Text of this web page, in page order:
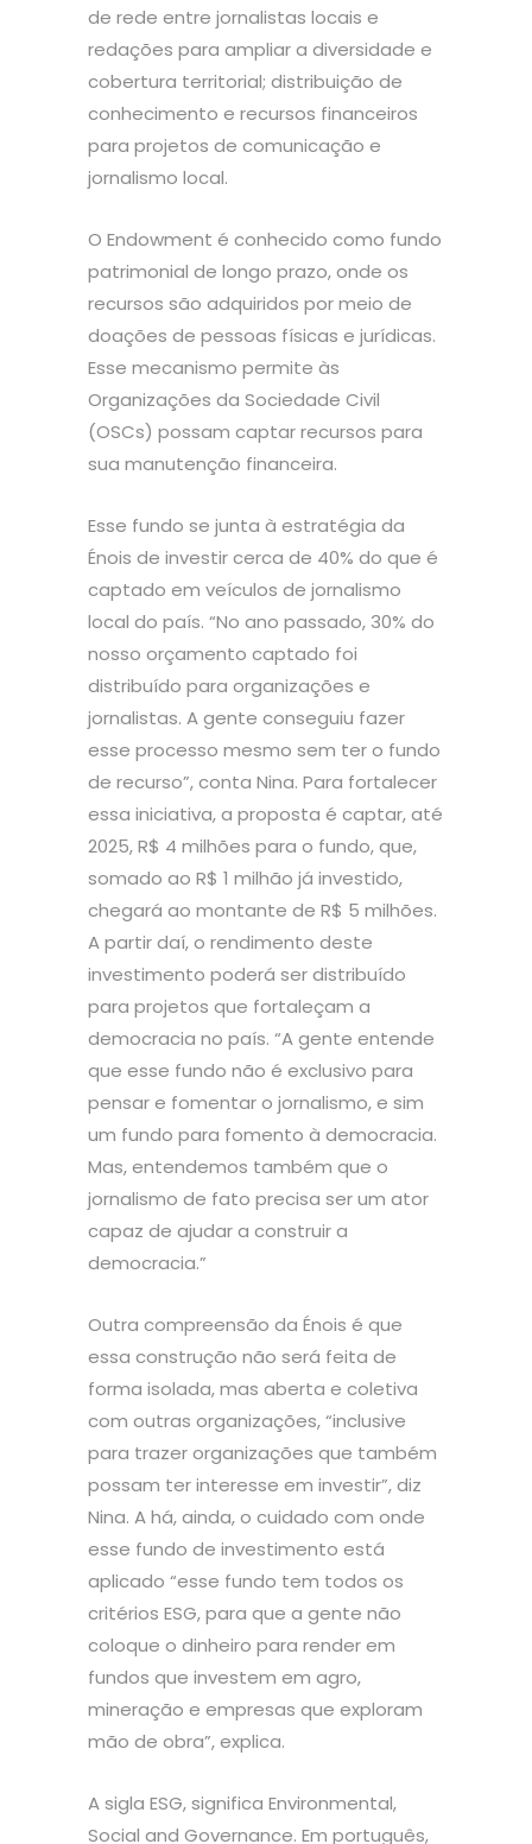
de rede entre jornalistas locais e
redações para ampliar a diversidade e
cobertura territorial; distribuição de
conhecimento e recursos financeiros
para projetos de comunicação e
jornalismo local.
O Endowment é conhecido como fundo
patrimonial de longo prazo, onde os
recursos são adquiridos por meio de
doações de pessoas físicas e jurídicas.
Esse mecanismo permite às
Organizações da Sociedade Civil
(OSCs) possam captar recursos para
sua manutenção financeira.
Esse fundo se junta à estratégia da
Énois de investir cerca de 40% do que é
captado em veículos de jornalismo
local do país. “No ano passado, 30% do
nosso orçamento captado foi
distribuído para organizações e
jornalistas. A gente conseguiu fazer
esse processo mesmo sem ter o fundo
de recurso”, conta Nina. Para fortalecer
essa iniciativa, a proposta é captar, até
2025, R$ 4 milhões para o fundo, que,
somado ao R$ 1 milhão já investido,
chegará ao montante de R$ 5 milhões.
A partir daí, o rendimento deste
investimento poderá ser distribuído
para projetos que fortaleçam a
democracia no país. “A gente entende
que esse fundo não é exclusivo para
pensar e fomentar o jornalismo, e sim
um fundo para fomento à democracia.
Mas, entendemos também que o
jornalismo de fato precisa ser um ator
capaz de ajudar a construir a
democracia.”
Outra compreensão da Énois é que
essa construção não será feita de
forma isolada, mas aberta e coletiva
com outras organizações, “inclusive
para trazer organizações que também
possam ter interesse em investir”, diz
Nina. A há, ainda, o cuidado com onde
esse fundo de investimento está
aplicado “esse fundo tem todos os
critérios ESG, para que a gente não
coloque o dinheiro para render em
fundos que investem em agro,
mineração e empresas que exploram
mão de obra”, explica.
A sigla ESG, significa Environmental,
Social and Governance. Em português,